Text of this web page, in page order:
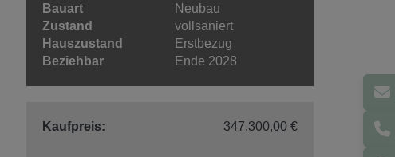
Bauart
Neubau
Zustand
vollsaniert
Hauszustand
Erstbezug
Beziehbar
Ende 2028
Kaufpreis: 347.300,00 €